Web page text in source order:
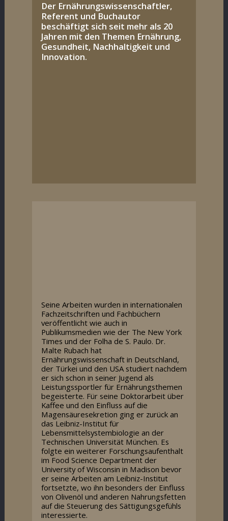
Der Ernährungswissenschaftler,
Referent und Buchautor
beschäftigt sich seit mehr als 20
Jahren mit den Themen Ernährung,
Gesundheit, Nachhaltigkeit und
Innovation.
Seine Arbeiten wurden in internationalen
Fachzeitschriften und Fachbüchern
veröffentlicht wie auch in
Publikumsmedien wie der The New York
Times und der Folha de S. Paulo. Dr.
Malte Rubach hat
Ernährungswissenschaft in Deutschland,
der Türkei und den USA studiert nachdem
er sich schon in seiner Jugend als
Leistungssportler für Ernährungsthemen
begeisterte. Für seine Doktorarbeit über
Kaffee und den Einfluss auf die
Magensäuresekretion ging er zurück an
das Leibniz-Institut für
Lebensmittelsystembiologie an der
Technischen Universität München. Es
folgte ein weiterer Forschungsaufenthalt
im Food Science Department der
University of Wisconsin in Madison bevor
er seine Arbeiten am Leibniz-Institut
fortsetzte, wo ihn besonders der Einfluss
von Olivenöl und anderen Nahrungsfetten
auf die Steuerung des Sättigungsgefühls
interessierte.